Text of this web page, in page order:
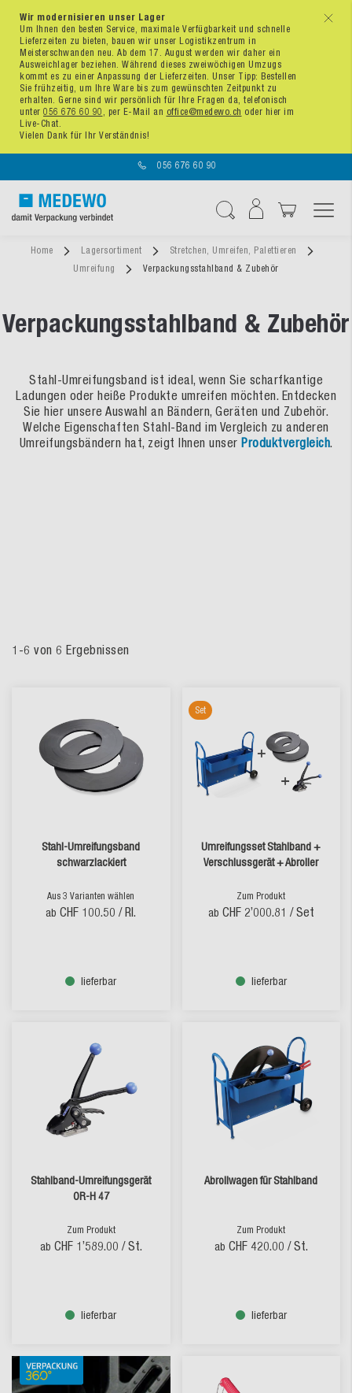
x
Wir modernisieren unser Lager
Um Ihnen den besten Service, maximale Verfügbarkeit und schnelle
Lieferzeiten zu bieten, bauen wir unser Logistikzentrum in
Meisterschwanden neu. Ab dem 17. August werden wir daher ein
Ausweichlager beziehen. Während dieses zweiwöchigen Umzugs
kommt es zu einer Anpassung der Lieferzeiten. Unser Tipp: Bestellen
Sie frühzeitig, um Ihre Ware bis zum gewünschten Zeitpunkt zu
erhalten. Gerne sind wir persönlich für Ihre Fragen da, telefonisch
unter 056 676 60 90 , per E-Mail an office@medewo.ch oder hier im
Live-Chat.
Vielen Dank für Ihr Verständnis!
056 676 60 90
Home Lagersortiment
Stretchen, Umreifen, Palettieren
Umreifung
Verpackungsstahlband & Zubehör
Verpackungsstahlband & Zubehör
Stahl-Umreifungsband ist ideal, wenn Sie scharfkantige
Ladungen oder heiße Produkte umreifen möchten. Entdecken
Sie hier unsere Auswahl an Bändern, Geräten und Zubehör.
Welche Eigenschaften Stahl-Band im Vergleich zu anderen
Umreifungsbändern hat, zeigt Ihnen unser Produktvergleich.
1 -6 von 6 Ergebnissen
Stahl-Umreifungsband
schwarzlackiert
Aus 3 Varianten wählen
ab CHF 100.50 / Rl.
lieferbar
Set
Umreifungsset Stahlband +
Verschlussgerät + Abroller
Zum Produkt
ab CHF 2’000.81 / Set
lieferbar
Stahlband-Umreifungsgerät
OR-H 47
Zum Produkt
ab CHF 1’589.00 / St.
lieferbar
Abrollwagen für Stahlband
Zum Produkt
ab CHF 420.00 / St.
lieferbar